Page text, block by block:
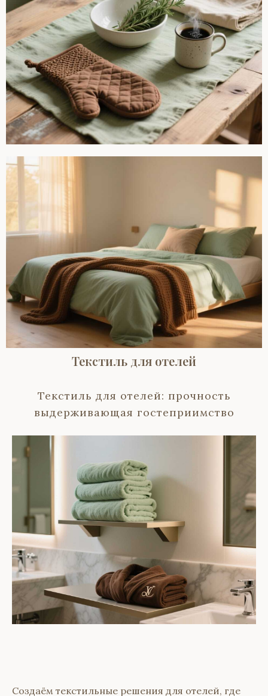
Текстиль для отелей
Текстиль для отелей: прочность
выдерживающая гостеприимство
Создаём текстильные решения для отелей, где